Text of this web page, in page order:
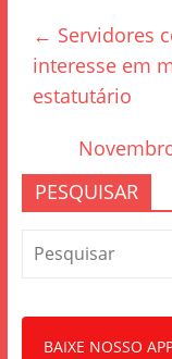
e
b
o
o
k
er
← Servidores
interesse em
estatutário
PESQUISAR
BAIXE NOSSO